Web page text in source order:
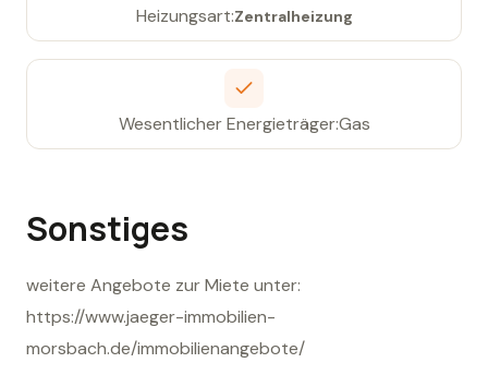
Heizungsart:Zentralheizung
Wesentlicher Energieträger:Gas
Sonstiges
weitere Angebote zur Miete unter:
https://www.jaeger-immobilien-
morsbach.de/immobilienangebote/